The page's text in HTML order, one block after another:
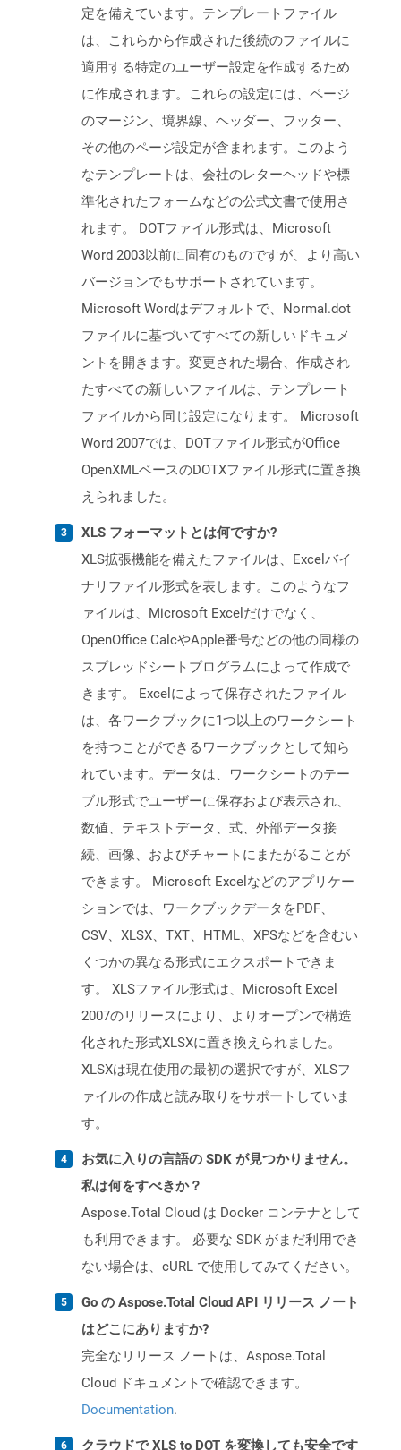
定を備えています。テンプレートファイル
は、これらから作成された後続のファイルに
適用する特定のユーザー設定を作成するため
に作成されます。これらの設定には、ページ
のマージン、境界線、ヘッダー、フッター、
その他のページ設定が含まれます。このよう
なテンプレートは、会社のレターヘッドや標
準化されたフォームなどの公式文書で使用さ
れます。 DOTファイル形式は、Microsoft
Word 2003以前に固有のものですが、より高い
バージョンでもサポートされています。
Microsoft Wordはデフォルトで、Normal.dot
ファイルに基づいてすべての新しいドキュメ
ントを開きます。変更された場合、作成され
たすべての新しいファイルは、テンプレート
ファイルから同じ設定になります。 Microsoft
Word 2007では、DOTファイル形式がOffice
OpenXMLベースのDOTXファイル形式に置き換
えられました。
XLS フォーマットとは何ですか?
XLS拡張機能を備えたファイルは、Excelバイ
ナリファイル形式を表します。このようなフ
ァイルは、Microsoft Excelだけでなく、
OpenOffice CalcやApple番号などの他の同様の
スプレッドシートプログラムによって作成で
きます。 Excelによって保存されたファイル
は、各ワークブックに1つ以上のワークシート
を持つことができるワークブックとして知ら
れています。データは、ワークシートのテー
ブル形式でユーザーに保存および表示され、
数値、テキストデータ、式、外部データ接
続、画像、およびチャートにまたがることが
できます。 Microsoft Excelなどのアプリケー
ションでは、ワークブックデータをPDF、
CSV、XLSX、TXT、HTML、XPSなどを含むい
くつかの異なる形式にエクスポートできま
す。 XLSファイル形式は、Microsoft Excel
2007のリリースにより、よりオープンで構造
化された形式XLSXに置き換えられました。
XLSXは現在使用の最初の選択ですが、XLSフ
ァイルの作成と読み取りをサポートしていま
す。
お気に入りの言語の SDK が見つかりません。
私は何をすべきか？
Aspose.Total Cloud は Docker コンテナとして
も利用できます。 必要な SDK がまだ利用でき
ない場合は、cURL で使用してみてください。
Go の Aspose.Total Cloud API リリース ノート
はどこにありますか?
完全なリリース ノートは、Aspose.Total
Cloud ドキュメントで確認できます。
Documentation.
クラウドで XLS to DOT を変換しても安全です